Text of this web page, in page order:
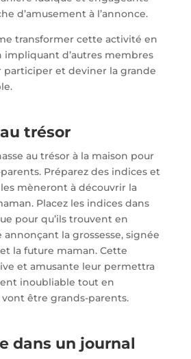
d’amusement à l’annonce.
transformer cette activité en
impliquant d’autres membres
participer et deviner la grande
trésor
au trésor à la maison pour
Préparez des indices et
mèneront à découvrir la
Placez les indices dans
pour qu’ils trouvent en
la grossesse, signée
la future maman. Cette
et amusante leur permettra
inoubliable tout en
vont être grands-parents.
dans un journal